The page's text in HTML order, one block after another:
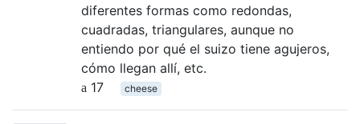
diferentes formas como redondas,
cuadradas, triangulares, aunque no
entiendo por qué el suizo tiene agujeros,
cómo llegan allí, etc.
17
cheese